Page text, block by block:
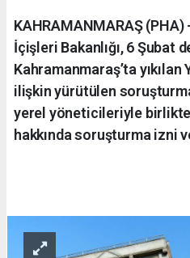
KAHRAMANMARAŞ (PHA)
İçişleri Bakanlığı, 6 Şubat
Kahramanmaraş’ta yıkılan
ilişkin yürütülen
yerel yöneticileriyle
hakkında soruşturma izni